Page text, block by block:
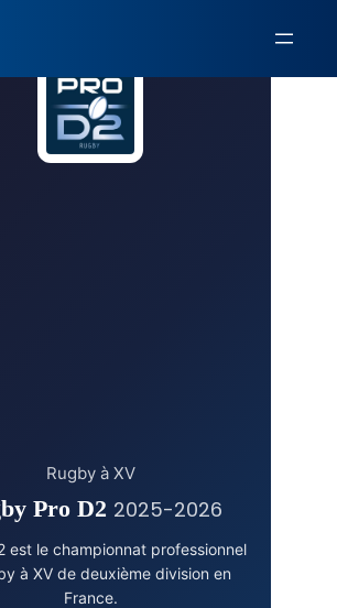
Rugby à XV
Pro D2 2025-2026
est le championnat professionnel
à XV de deuxième division en
France.